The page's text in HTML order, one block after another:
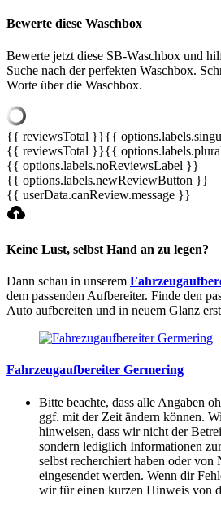
Bewerte diese Waschbox
Bewerte jetzt diese SB-Waschbox und
Suche nach der perfekten Waschbox.
Worte über die Waschbox.
{{ reviewsTotal }}{{
{{ reviewsTotal }}{{
{{ options.labels.noReviewsLabel }}
{{ options.labels.newReviewButton }}
{{ userData.canReview.message }}
Keine Lust, selbst Hand an zu legen?
Dann schau in unserem
dem passenden Aufbereiter. Finde den
Auto aufbereiten und in neuem Glanz
Fahrzeugaufbereiter Germering
Bitte beachte, dass alle Angaben
ggf. mit der Zeit ändern können.
hinweisen, dass wir nicht der
sondern lediglich Informationen
selbst recherchiert haben oder
eingesendet werden. Wenn dir
wir für einen kurzen Hinweis von